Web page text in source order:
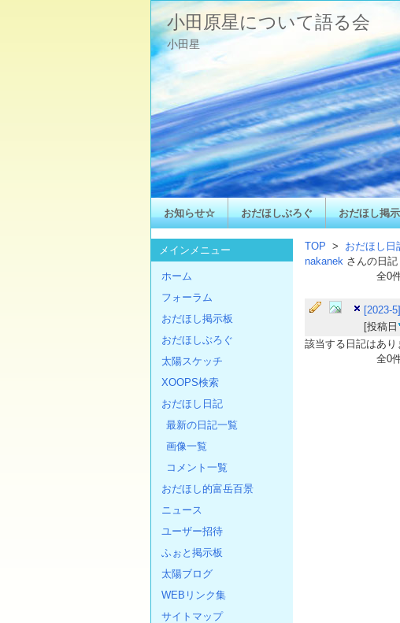
小田原星について語る会
小田星
お知らせ☆ おだほしぶろぐ おだほし掲
TOP > おだほし日
nakanek さんの日記
全0
[2023-5]
[投稿日
該当する日記はあり
全0
メインメニュー
ホーム
フォーラム
おだほし掲示板
おだほしぶろぐ
太陽スケッチ
XOOPS検索
おだほし日記
最新の日記一覧
画像一覧
コメント一覧
おだほし的富岳百景
ニュース
ユーザー招待
ふぉと掲示板
太陽ブログ
WEBリンク集
サイトマップ